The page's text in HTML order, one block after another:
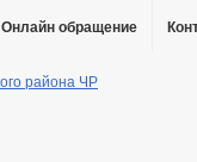
Онлайн обращение